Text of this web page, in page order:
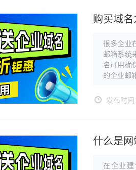
购买域名
很多企业
邮箱系统
名可用确
的企业邮
发布时
什么是网
在企业